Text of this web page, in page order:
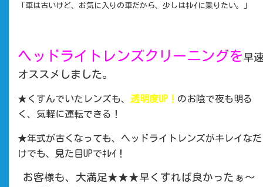
「車は古いけど、お気に入りの車だから、少しはｷﾚｲに乗りたい。」
ヘッドライトレンズクリーニングを早
オススメしました。
★くすんでいたレンズも、 透明度UP！ のお陰で夜も明る
く、気軽に運転できる！
★年式が古くなっても、ヘッドライトレンズがキレイなだ
けでも、見た目UPでｷﾚｲ！
お客様も、大満足★★★早くすれば良かったぁ～